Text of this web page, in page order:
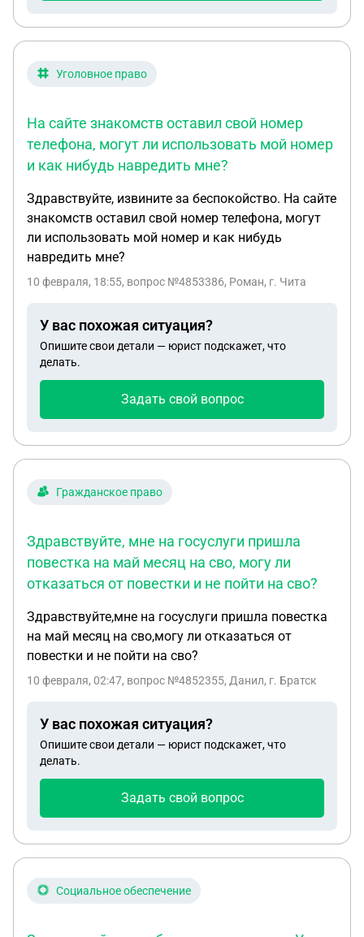
Уголовное право
На сайте знакомств оставил свой номер
телефона, могут ли использовать мой номер
и как нибудь навредить мне?
Здравствуйте, извините за беспокойство. На сайте
знакомств оставил свой номер телефона, могут
ли использовать мой номер и как нибудь
навредить мне?
10 февраля, 18:55, вопрос №4853386, Роман, г. Чита
У вас похожая ситуация?
Опишите свои детали — юрист подскажет, что
делать.
Задать свой вопрос
Гражданское право
Здравствуйте, мне на госуслуги пришла
повестка на май месяц на сво, могу ли
отказаться от повестки и не пойти на сво?
Здравствуйте,мне на госуслуги пришла повестка
на май месяц на сво,могу ли отказаться от
повестки и не пойти на сво?
10 февраля, 02:47, вопрос №4852355, Данил, г. Братск
У вас похожая ситуация?
Опишите свои детали — юрист подскажет, что
делать.
Задать свой вопрос
Социальное обеспечение